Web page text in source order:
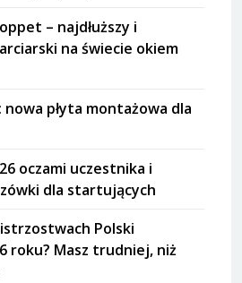
– najdłuższy i
na świecie okiem
płyta montażowa dla
oczami uczestnika i
dla startujących
Polski
roku? Masz trudniej, niż